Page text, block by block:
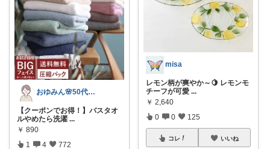
おゆみん🌸50代からの快適暮らし
【クーポンでお得！】バスタオ
ルやめたら洗濯 ...
￥ 890
1 4 772
misa
レモン柄が爽やか～🍋 レモンモ
チーフが可愛 ...
￥ 2,640
0 0 125
コレ いいね